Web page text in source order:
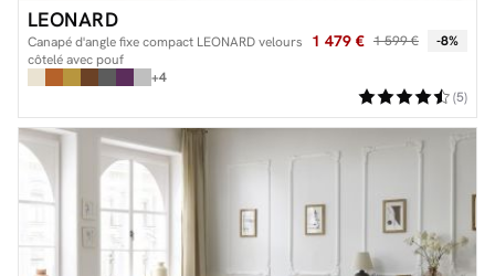
LEONARD
Canapé d'angle fixe compact LEONARD velours
côtelé avec pouf
1 479 € 1 599 € -8%
+4
(5)